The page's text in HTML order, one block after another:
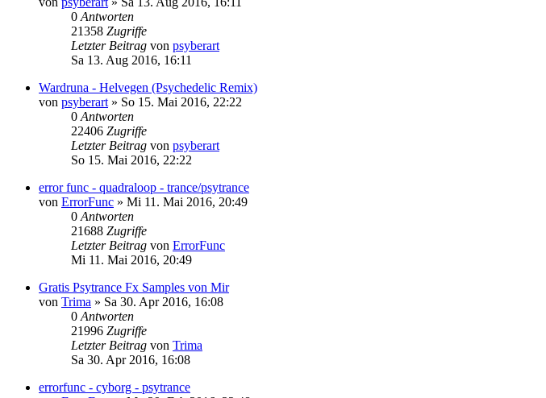
0 Antworten
21358 Zugriffe
Letzter Beitrag von psyberart
Sa 13. Aug 2016, 16:11
Wardruna - Helvegen (Psychedelic Remix)
von psyberart » So 15. Mai 2016, 22:22
0 Antworten
22406 Zugriffe
Letzter Beitrag von psyberart
So 15. Mai 2016, 22:22
error func - quadraloop - trance/psytrance
von ErrorFunc » Mi 11. Mai 2016, 20:49
0 Antworten
21688 Zugriffe
Letzter Beitrag von ErrorFunc
Mi 11. Mai 2016, 20:49
Gratis Psytrance Fx Samples von Mir
von Trima » Sa 30. Apr 2016, 16:08
0 Antworten
21996 Zugriffe
Letzter Beitrag von Trima
Sa 30. Apr 2016, 16:08
errorfunc - cyborg - psytrance